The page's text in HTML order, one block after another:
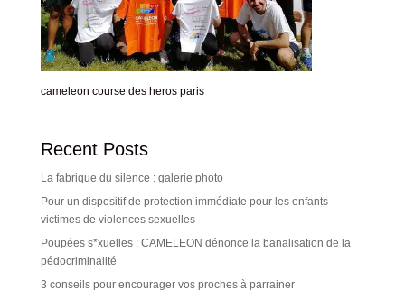
cameleon course des heros paris
Recent Posts
La fabrique du silence : galerie photo
Pour un dispositif de protection immédiate pour les enfants
victimes de violences sexuelles
Poupées s*xuelles : CAMELEON dénonce la banalisation de la
pédocriminalité
3 conseils pour encourager vos proches à parrainer